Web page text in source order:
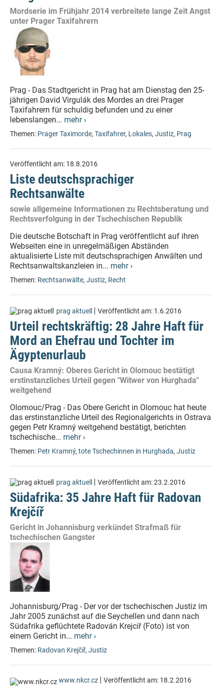
Mordserie im Frühjahr 2014 verbreitete lange Zeit Angst
unter Prager Taxifahrern
Prag - Das Stadtgericht in Prag hat am Dienstag den 25-
jährigen David Virgulák des Mordes an drei Prager
Taxifahrern für schuldig befunden und zu einer
lebenslangen... mehr ›
Themen: Prager Taximorde, Taxifahrer, Lokales, Justiz, Prag
Veröffentlicht am: 18.8.2016
Liste deutschsprachiger
Rechtsanwälte
sowie allgemeine Informationen zu Rechtsberatung und
Rechtsverfolgung in der Tschechischen Republik
Die deutsche Botschaft in Prag veröffentlicht auf ihren
Webseiten eine in unregelmäßigen Abständen
aktualisierte Liste mit deutschsprachigen Anwälten und
Rechtsanwaltskanzleien in... mehr ›
Themen: Rechtsanwälte, Justiz, Recht
prag aktuell | Veröffentlicht am: 1.6.2016
Urteil rechtskräftig: 28 Jahre Haft für
Mord an Ehefrau und Tochter im
Ägyptenurlaub
Causa Kramný: Oberes Gericht in Olomouc bestätigt
erstinstanzliches Urteil gegen "Witwer von Hurghada"
weitgehend
Olomouc/Prag - Das Obere Gericht in Olomouc hat heute
das erstinstanzliche Urteil des Regionalgerichts in Ostrava
gegen Petr Kramný weitgehend bestätigt, berichten
tschechische... mehr ›
Themen: Petr Kramný, tote Tschechinnen in Hurghada, Justiz
prag aktuell | Veröffentlicht am:23.2.2016
Südafrika: 35 Jahre Haft für Radovan
Krejčíř
Gericht in Johannisburg verkündet Strafmaß für
tschechischen Gangster
Johannisburg/Prag - Der vor der tschechischen Justiz im
Jahr 2005 zunächst auf die Seychellen und dann nach
Südafrika geflüchtete Radován Krejcíř (Foto) ist von
einem Gericht in... mehr ›
Themen: Radovan Krejčíř, Justiz
www.nkcr.cz | Veröffentlicht am: 18.2.2016